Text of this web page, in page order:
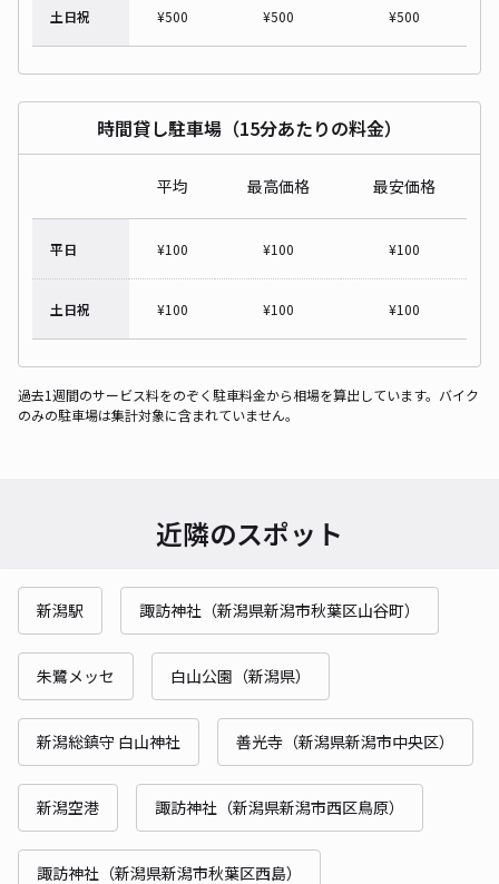
土日祝 ¥500 ¥500 ¥500
時間貸し駐車場（15分あたりの料金）
平均 最高価格 最安価格
平日 ¥100 ¥100 ¥100
土日祝 ¥100 ¥100 ¥100
過去1週間のサービス料をのぞく駐車料金から相場を算出しています。バイク
のみの駐車場は集計対象に含まれていません。
近隣のスポット
新潟駅 諏訪神社（新潟県新潟市秋葉区山谷町）
朱鷺メッセ 白山公園（新潟県）
新潟総鎮守 白山神社 善光寺（新潟県新潟市中央区）
新潟空港 諏訪神社（新潟県新潟市西区鳥原）
諏訪神社（新潟県新潟市秋葉区西島）